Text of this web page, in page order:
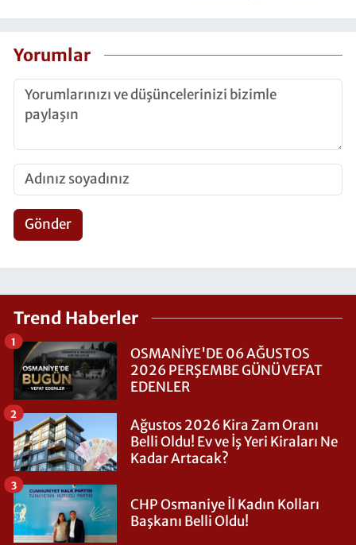
Yorumlar
Gönder
Trend Haberler
OSMANİYE'DE 06 AĞUSTOS
2026 PERŞEMBE GÜNÜ VEFAT
EDENLER
1
Ağustos 2026 Kira Zam Oranı
Belli Oldu! Ev ve İş Yeri Kiraları Ne
Kadar Artacak?
2
CHP Osmaniye İl Kadın Kolları
Başkanı Belli Oldu!
3